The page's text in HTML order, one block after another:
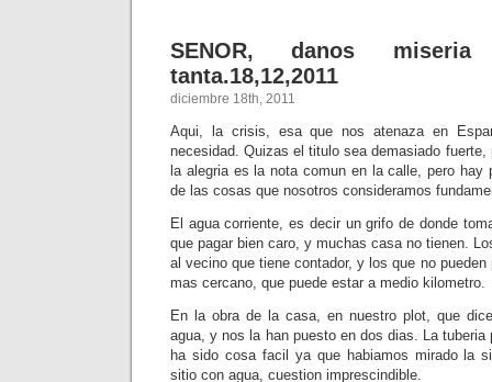
SENOR, danos
tanta.18,12,2011
diciembre 18th, 2011
Aqui, la crisis, esa que nos atenaza en
necesidad. Quizas el titulo sea demasiado fuerte,
la alegria es la nota comun en la calle, pero hay
de las cosas que nosotros consideramos
El agua corriente, es decir un grifo de donde
que pagar bien caro, y muchas casa no tienen.
al vecino que tiene contador, y los que no
mas cercano, que puede estar a medio kilometro.
En la obra de la casa, en nuestro plot, que
agua, y nos la han puesto en dos dias. La
ha sido cosa facil ya que habiamos mirado la
sitio con agua, cuestion imprescindible.